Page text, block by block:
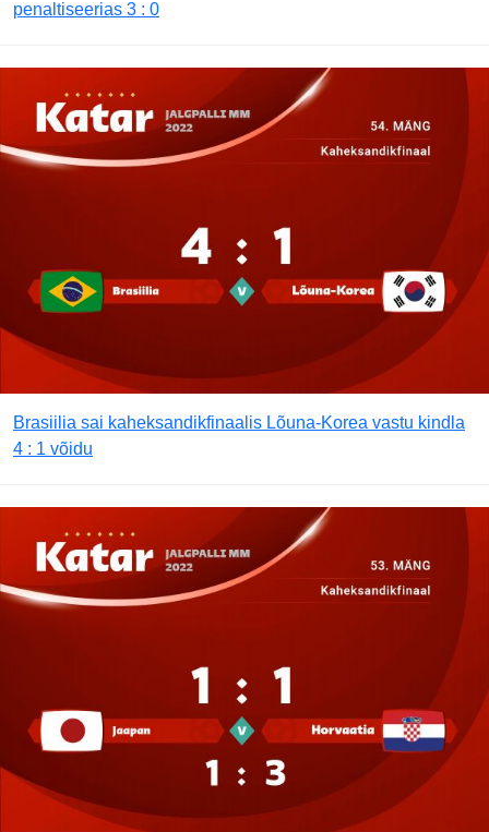
penaltiseerias 3 : 0
Brasiilia sai kaheksandikfinaalis Lõuna-Korea vastu kindla
4 : 1 võidu